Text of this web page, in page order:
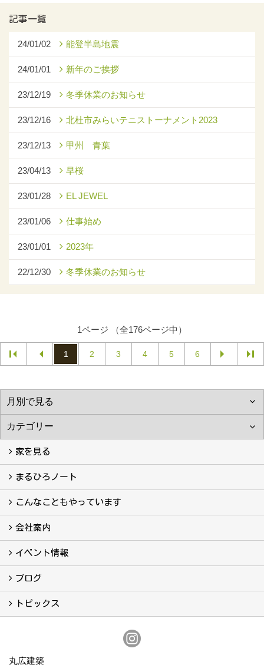
記事一覧
24/01/02 能登半島地震
24/01/01 新年のご挨拶
23/12/19 冬季休業のお知らせ
23/12/16 北杜市みらいテニストーナメント2023
23/12/13 甲州 青葉
23/04/13 早桜
23/01/28 EL JEWEL
23/01/06 仕事始め
23/01/01 2023年
22/12/30 冬季休業のお知らせ
1ページ （全176ページ中）
1 2 3 4 5 6
家を見る
フォトギャラリー
現場レポート
完工事例
お客様の声
まるひろノート
真っ直ぐの家づくり
自慢の大工たち
こだわりの自然素材
快適な家のエッセンス
注文住宅ができるまで
こんなこともやっています
こんなこともやっています
会社案内
会社案内
まるひろの人
スタッフ紹介
プライバシーポリシー
イベント情報
イベント予告
イベント報告
ブログ
ブログ
トピックス
丸広建築